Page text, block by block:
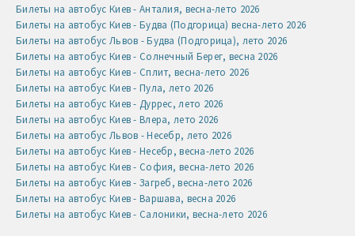
Билеты на автобус Киев - Анталия, весна-лето 2026
Билеты на автобус Киев - Будва (Подгорица) весна-лето 2026
Билеты на автобус Львов - Будва (Подгорица), лето 2026
Билеты на автобус Киев - Солнечный Берег, весна 2026
Билеты на автобус Киев - Сплит, весна-лето 2026
Билеты на автобус Киев - Пула, лето 2026
Билеты на автобус Киев - Дуррес, лето 2026
Билеты на автобус Киев - Влера, лето 2026
Билеты на автобус Львов - Несебр, лето 2026
Билеты на автобус Киев - Несебр, весна-лето 2026
Билеты на автобус Киев - София, весна-лето 2026
Билеты на автобус Киев - Загреб, весна-лето 2026
Билеты на автобус Киев - Варшава, весна 2026
Билеты на автобус Киев - Салоники, весна-лето 2026